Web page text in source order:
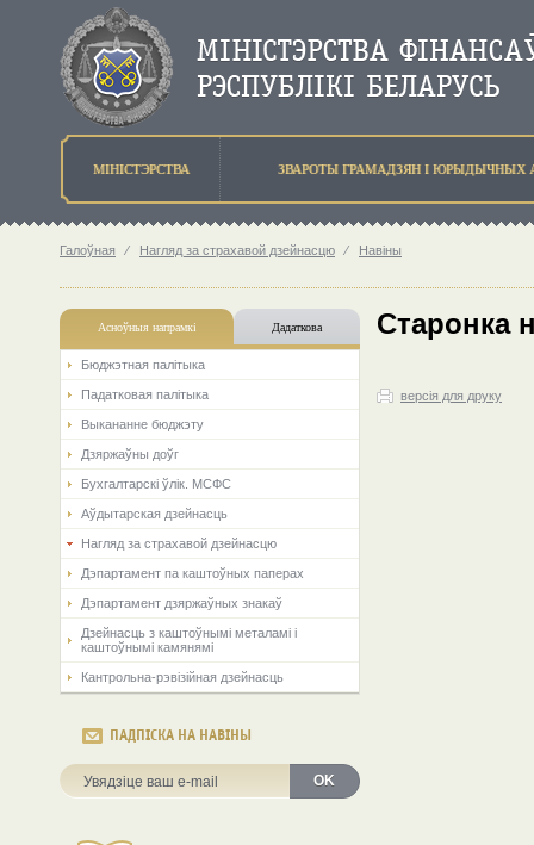
МIНIСТЭРСТВА ЗВАРОТЫ ГРАМАДЗЯН I ЮРЫДЫЧНЫХ
Галоўная ⁄ Нагляд за страхавой дзейнасцю ⁄ Навіны
Асноўныя напрамкi Дадаткова
Бюджэтная палiтыка
Падатковая палітыка
Выкананне бюджэту
Дзяржаўны доўг
Бухгалтарскі ўлік. МСФС
Аўдытарская дзейнасць
Нагляд за страхавой дзейнасцю
Дэпартамент па каштоўных паперах
Дэпартамент дзяржаўных знакаў
Дзейнасць з каштоўнымі металамі і
каштоўнымі камянямі
Кантрольна-рэвізійная дзейнасць
ПАДПІСКА НА НАВІНЫ
OK
Старонка
версія для друку